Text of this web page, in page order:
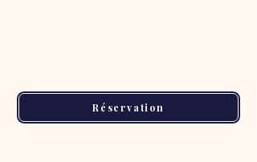
Réservation